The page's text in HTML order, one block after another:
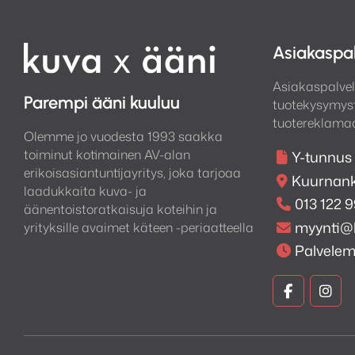
Parempi ääni kuuluu
Olemme jo vuodesta 1993 saakka
toiminut kotimainen AV-alan
erikoisasiantuntijayritys, joka tarjoaa
laadukkaita kuva- ja
äänentoistoratkaisuja koteihin ja
yrityksille avaimet käteen -periaatteella
Y-
013 122
KuvaKuva